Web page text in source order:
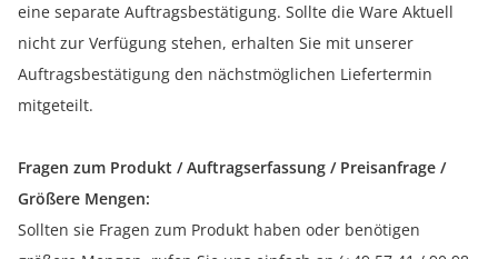
eine separate Auftragsbestätigung. Sollte die Ware Aktuell
nicht zur Verfügung stehen, erhalten Sie mit unserer
Auftragsbestätigung den nächstmöglichen Liefertermin
mitgeteilt.
Fragen zum Produkt / Auftragserfassung / Preisanfrage /
Größere Mengen:
Sollten sie Fragen zum Produkt haben oder benötigen